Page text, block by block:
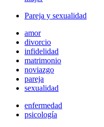
Pareja y sexualidad
amor
divorcio
infidelidad
matrimonio
noviazgo
pareja
sexualidad
enfermedad
psicología